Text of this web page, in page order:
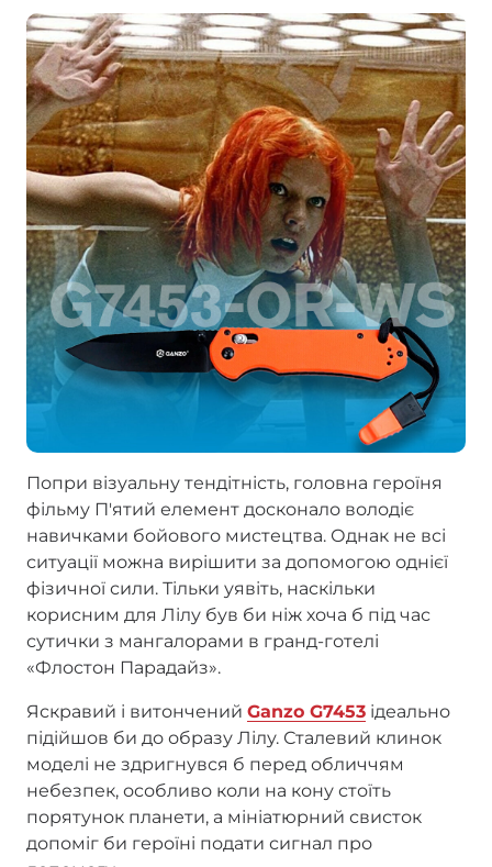
Попри візуальну тендітність, головна героїня
фільму П'ятий елемент досконало володіє
навичками бойового мистецтва. Однак не всі
ситуації можна вирішити за допомогою однієї
фізичної сили. Тільки уявіть, наскільки
корисним для Лілу був би ніж хоча б під час
сутички з мангалорами в гранд-готелі
«Флостон Парадайз».
Яскравий і витончений Ganzo G7453 ідеально
підійшов би до образу Лілу. Сталевий клинок
моделі не здригнувся б перед обличчям
небезпек, особливо коли на кону стоїть
порятунок планети, а мініатюрний свисток
допоміг би героїні подати сигнал про